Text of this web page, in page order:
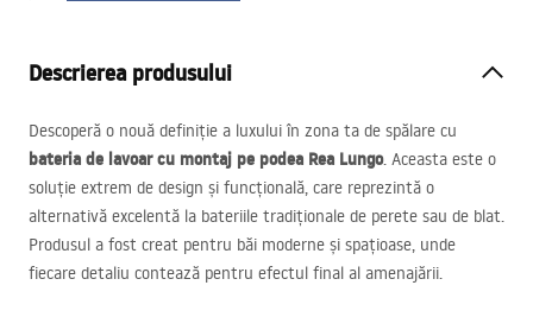
Descrierea produsului
Descoperă o nouă definiție a luxului în zona ta de spălare cu
bateria de lavoar cu montaj pe podea Rea Lungo. Aceasta este o
soluție extrem de design și funcțională, care reprezintă o
alternativă excelentă la bateriile tradiționale de perete sau de blat.
Produsul a fost creat pentru băi moderne și spațioase, unde
fiecare detaliu contează pentru efectul final al amenajării.